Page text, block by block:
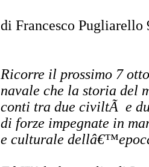
di Francesco Pugliarello
Ricorre il prossimo 7
navale che la storia del
conti tra due civiltÃ e
di forze impegnate in
e culturale